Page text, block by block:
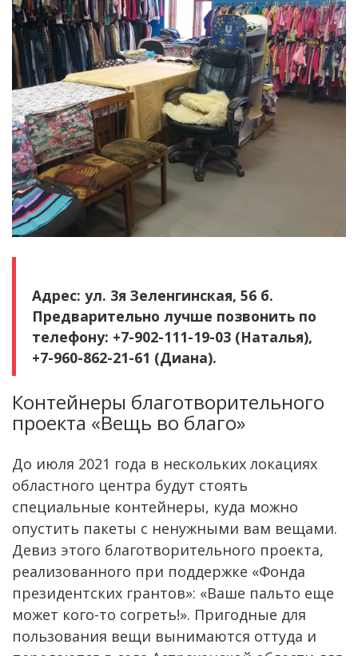
Адрес: ул. 3я Зеленгинская, 56 б.
Предварительно лучше позвонить по
телефону: +7-902-111-19-03 (Наталья),
+7-960-862-21-61 (Диана).
Контейнеры благотворительного
проекта «Вещь во благо»
До июля 2021 года в нескольких локациях
областного центра будут стоять
специальные контейнеры, куда можно
опустить пакеты с ненужными вам вещами.
Девиз этого благотворительного проекта,
реализованного при поддержке «Фонда
президентских грантов»: «Ваше пальто еще
может кого-то согреть!». Пригодные для
пользования вещи вынимаются оттуда и